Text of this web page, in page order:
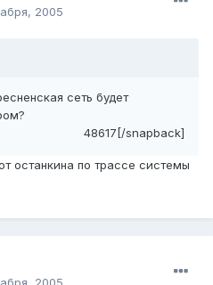
2005
сеть будет
48617[/snapback]
останкина по трассе системы